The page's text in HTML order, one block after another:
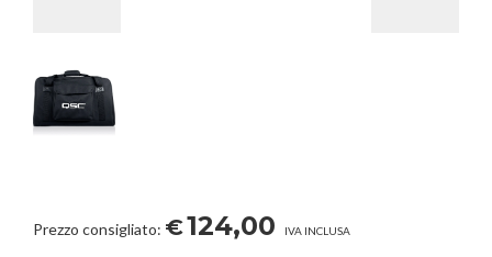
Prezzo consigliato: €124,00 IVA INCLUSA